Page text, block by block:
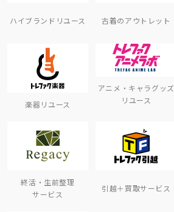
ハイブランドリユース 古着のアウトレット
楽器リユース
アニメ・キャラグッズ
リユース
終活・生前整理
サービス
引越＋買取サービス